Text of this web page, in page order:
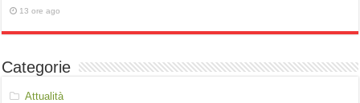
13 ore ago
Categorie
Attualità